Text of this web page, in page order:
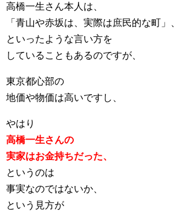
高橋一生さん本人は、
「青山や赤坂は、実際は庶民的な町」、
といったような言い方を
していることもあるのですが、
東京都心部の
地価や物価は高いですし、
やはり
高橋一生さんの
実家はお金持ちだった、
というのは
事実なのではないか、
という見方が